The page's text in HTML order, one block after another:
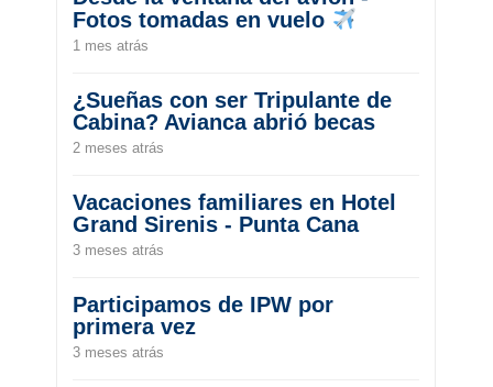
Fotos tomadas en vuelo
1 mes atrás
¿Sueñas con ser Tripulante de
Cabina? Avianca abrió becas
2 meses atrás
Vacaciones familiares en Hotel
Grand Sirenis - Punta Cana
3 meses atrás
Participamos de IPW por
primera vez
3 meses atrás